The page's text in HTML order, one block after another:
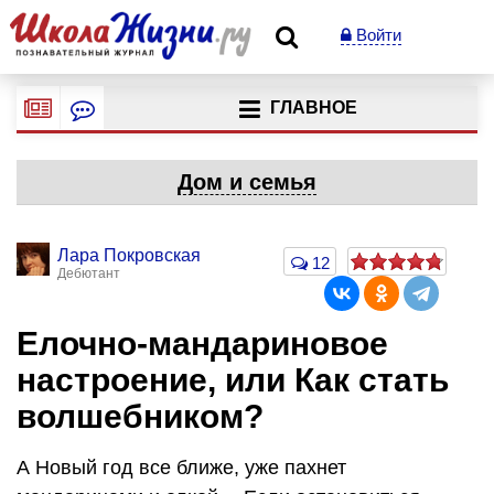
Войти
ГЛАВНОЕ
Дом и семья
Лара Покровская
Дебютант
12
Елочно-мандариновое
настроение, или Как стать
волшебником?
А Новый год все ближе, уже пахнет